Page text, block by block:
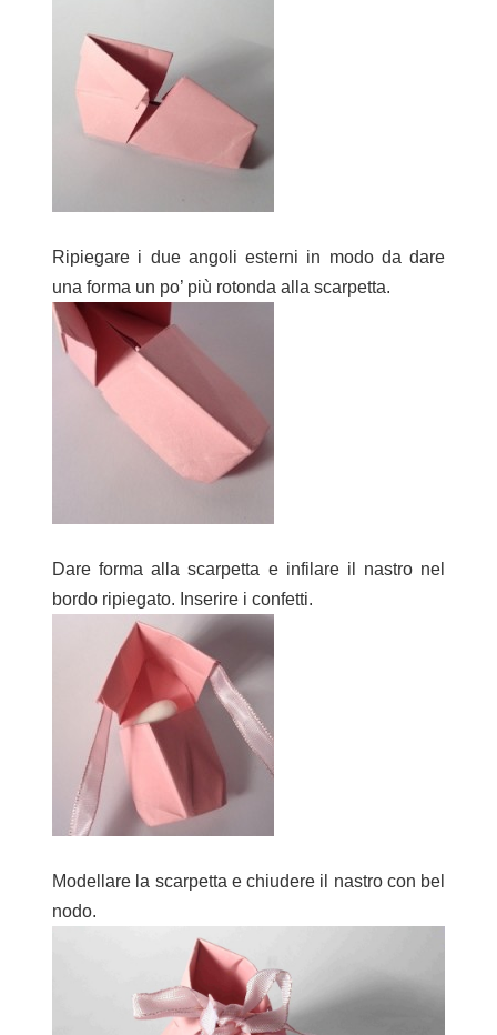
Ripiegare i due angoli esterni in modo da dare
una forma un po’ più rotonda alla scarpetta.
Dare forma alla scarpetta e infilare il nastro nel
bordo ripiegato. Inserire i confetti.
Modellare la scarpetta e chiudere il nastro con bel
nodo.